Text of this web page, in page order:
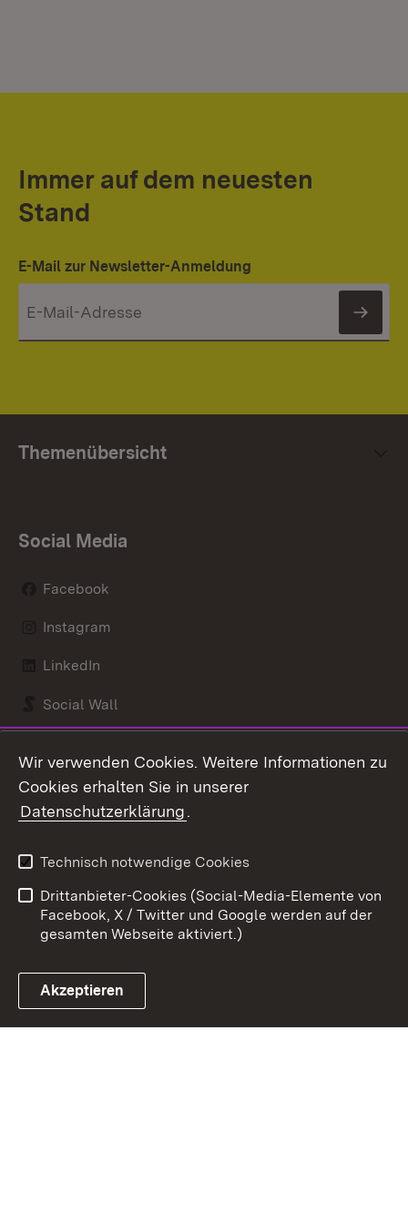
Immer auf dem neuesten
Stand
E-Mail zur Newsletter-Anmeldung
Themenübersicht
Social Media
Facebook
Instagram
LinkedIn
Social Wall
Link zum Landesportal
Kontakt
Barrierefreiheit
Impressum
Cookies
Wir verwenden Cookies. Weitere Informationen zu
Cookies erhalten Sie in unserer
Datenschutzerklärung.
Technisch notwendige Cookies
Drittanbieter-Cookies (Social-Media-Elemente von
Facebook, X / Twitter und Google werden auf der
gesamten Webseite aktiviert.)
Akzeptieren